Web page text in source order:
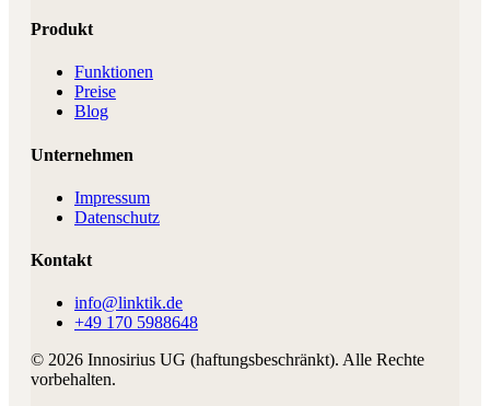
Produkt
Funktionen
Preise
Blog
Unternehmen
Impressum
Datenschutz
Kontakt
info@linktik.de
+49 170 5988648
© 2026 Innosirius UG (haftungsbeschränkt). Alle Rechte
vorbehalten.